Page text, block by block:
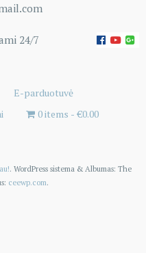
24/7
E-parduotuvė
0 items €0.00
. WordPress sistema & Albumas: The
ceewp.com.